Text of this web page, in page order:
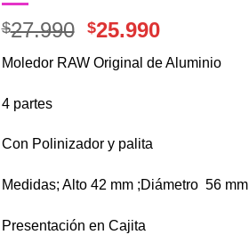
$27.990 El
original
$25.990El
actual
Moledor RAW Original de Aluminio
4 partes
Con Polinizador y palita
Medidas; Alto 42 mm ;Diámetro 56 mm
Presentación en Cajita